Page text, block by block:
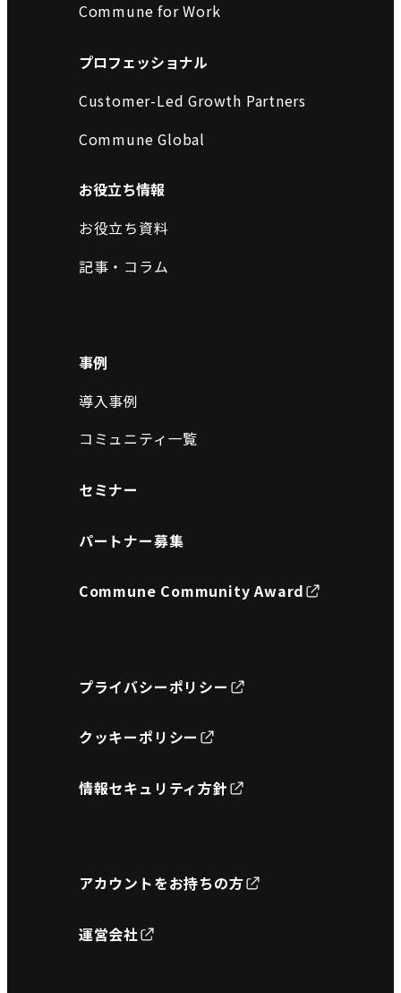
Commune for Work
プロフェッショナル
Customer-Led Growth Partners
Commune Global
お役立ち情報
お役立ち資料
記事・コラム
事例
導入事例
コミュニティ一覧
セミナー
パートナー募集
Commune Community Award
プライバシーポリシー
クッキーポリシー
情報セキュリティ方針
アカウントをお持ちの方
運営会社